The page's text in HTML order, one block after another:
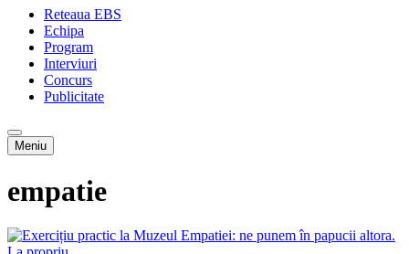
Reteaua EBS
Echipa
Program
Interviuri
Concurs
Publicitate
Meniu
empatie